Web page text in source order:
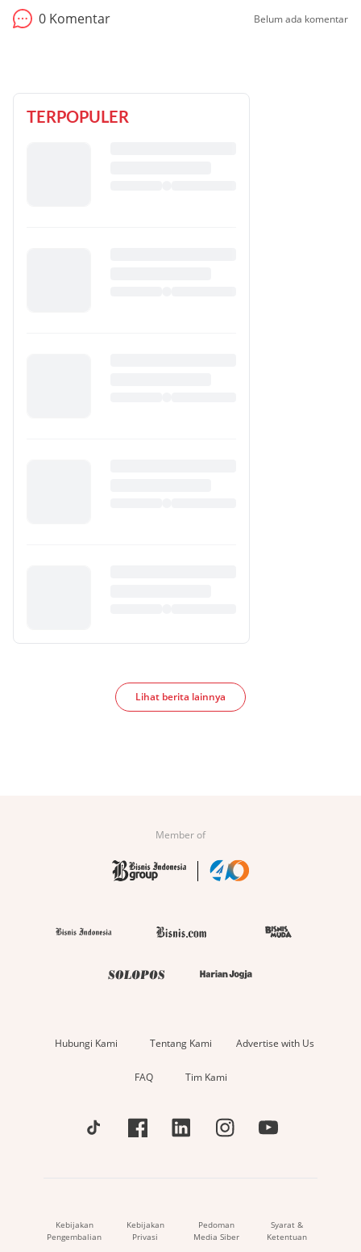
0 Komentar Belum ada komentar
TERPOPULER
Lihat berita lainnya
Member of
Hubungi Kami Tentang Kami Advertise with Us
FAQ Tim Kami
Kebijakan
Pengembalian
Kebijakan
Privasi
Pedoman
Media Siber
Syarat &
Ketentuan